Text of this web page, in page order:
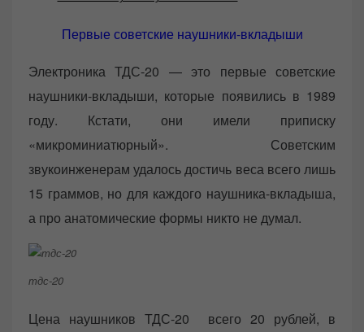
Первые советские наушники-вкладыши
Электроника ТДС-20 — это первые советские
наушники-вкладыши, которые появились в 1989
году. Кстати, они имели приписку
«микроминиатюрный». Советским
звукоинженерам удалось достичь веса всего лишь
15 граммов, но для каждого наушника-вкладыша,
а про анатомические формы никто не думал.
тдс-20
Цена наушников ТДС-20 всего 20 рублей, в